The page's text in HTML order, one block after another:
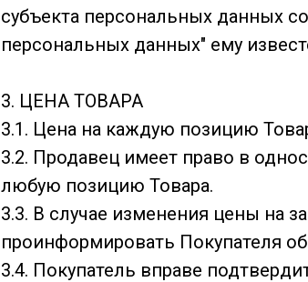
субъекта персональных данных
персональных данных" ему
3. ЦЕНА ТОВАРА
3.1. Цена на каждую позицию
3.2. Продавец имеет право в
любую позицию Товара.
3.3. В случае изменения цены на
проинформировать Покупателя
3.4. Покупатель вправе